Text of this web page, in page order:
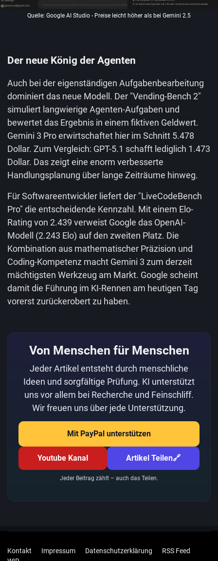
Quelle: Google AI Studio - Preise leicht höher als bei Gemini 2.5
Der neue König der Agenten
Auch bei der eigenständigen Aufgabenbearbeitung
dominiert das neue Modell. Der "Vending-Bench 2"
simuliert langwierige Agenten-Aufgaben und
bewertet das Ergebnis in einem fiktiven Geldwert.
Gemini 3 Pro erwirtschaftet hier im Schnitt 5.478
Dollar. Zum Vergleich: GPT-5.1 schafft lediglich 1.473
Dollar. Das zeigt eine enorm verbesserte
Handlungsplanung über lange Zeiträume hinweg.
Für Softwareentwickler liefert der "LiveCodeBench
Pro" die entscheidende Kennzahl. Mit einem Elo-
Rating von 2.439 verweist Google das OpenAI-
Modell (2.243 Elo) auf den zweiten Platz. Die
Kombination aus mathematischer Präzision und
Coding-Kompetenz macht Gemini 3 zum derzeit
mächtigsten Werkzeug am Markt. Google scheint
damit die Führung im KI-Rennen am heutigen Tag
vorerst zurückerobert zu haben.
Von Menschen für Menschen
Jeder Artikel entsteht durch menschliche
Ideen und sorgfältige Prüfung. KI unterstützt
uns vor allem bei Recherche und Feinschliff.
Wir freuen uns über jede Unterstützung.
Mit PayPal unterstützen
Youtube Kanal Artikel Teilen🔗
Jeder Beitrag zählt – auch das Teilen.
Kontakt Impressum Datenschutzerklärung
RSS Feed